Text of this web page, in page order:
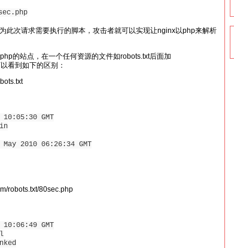
此次请求需要执行的脚本，攻击者就可以实现让nginx以php来解析
的站点，在一个任何资源的文件如robots.txt后面加
看到如下的区别：
GMT
2010 06:26:34 GMT
robots.txt/80sec.php
GMT